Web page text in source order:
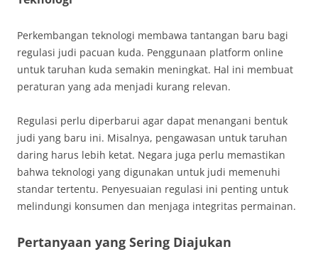
Perkembangan teknologi membawa tantangan baru bagi
regulasi judi pacuan kuda. Penggunaan platform online
untuk taruhan kuda semakin meningkat. Hal ini membuat
peraturan yang ada menjadi kurang relevan.
Regulasi perlu diperbarui agar dapat menangani bentuk
judi yang baru ini. Misalnya, pengawasan untuk taruhan
daring harus lebih ketat. Negara juga perlu memastikan
bahwa teknologi yang digunakan untuk judi memenuhi
standar tertentu. Penyesuaian regulasi ini penting untuk
melindungi konsumen dan menjaga integritas permainan.
Pertanyaan yang Sering Diajukan